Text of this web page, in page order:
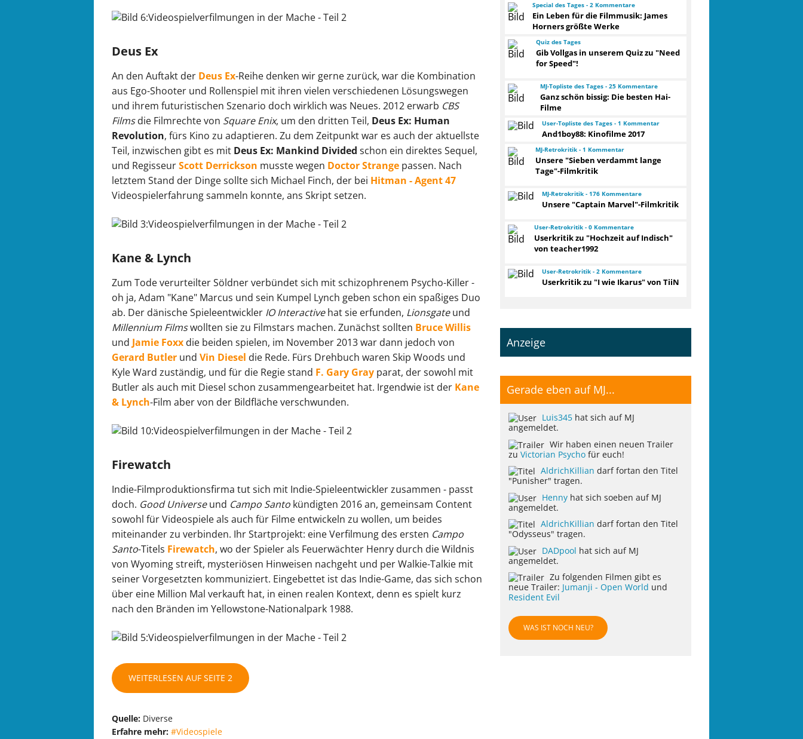
Deus Ex
An den Auftakt der Deus Ex-Reihe denken wir gerne zurück, war die Kombination
aus Ego-Shooter und Rollenspiel mit ihren vielen verschiedenen Lösungswegen
und ihrem futuristischen Szenario doch wirklich was Neues. 2012 erwarb CBS
Filmsdie Filmrechte von Square Enix, um den dritten Teil, Deus Ex: Human
Revolution, fürs Kino zu adaptieren. Zu dem Zeitpunkt war es auch der aktuellste
Teil, inzwischen gibt es mit Deus Ex: Mankind Divided schon ein direktes Sequel,
und RegisseurScott Derrickson musste wegen Doctor Strange passen. Nach
letztem Stand der Dinge sollte sich Michael Finch, der bei Hitman - Agent 47
Videospielerfahrung sammeln konnte, ans Skript setzen.
Kane & Lynch
Zum Tode verurteilter Söldner verbündet sich mit schizophrenem Psycho-Killer -
oh ja, Adam "Kane" Marcus und sein Kumpel Lynch geben schon ein spaßiges Duo
ab. Der dänische Spieleentwickler IO Interactivehat sie erfunden, Lionsgateund
Millennium Filmswollten sie zu Filmstars machen. Zunächst sollten Bruce Willis
und Jamie Foxx die beiden spielen, im November 2013 war dann jedoch von
Gerard Butler und Vin Diesel die Rede. Fürs Drehbuch waren Skip Woods und
Kyle Ward zuständig, und für die Regie stand F. Gary Gray parat, der sowohl mit
Butler als auch mit Diesel schon zusammengearbeitet hat. Irgendwie ist der Kane
& Lynch-Film aber von der Bildfläche verschwunden.
Firewatch
Indie-Filmproduktionsfirma tut sich mit Indie-Spieleentwickler zusammen - passt
doch. Good Universeund Campo Santo kündigten 2016 an, gemeinsam Content
sowohl für Videospiele als auch für Filme entwickeln zu wollen, um beides
miteinander zu verbinden. Ihr Startprojekt: eine Verfilmung des ersten Campo
Santo-Titels Firewatch, wo der Spieler als Feuerwächter Henry durch die Wildnis
von Wyoming streift, mysteriösen Hinweisen nachgeht und per Walkie-Talkie mit
seiner Vorgesetzten kommuniziert. Eingebettet ist das Indie-Game, das sich schon
über eine Million Mal verkauft hat, in einen realen Kontext, denn es spielt kurz
nach den Bränden im Yellowstone-Nationalpark 1988.
WEITERLESEN AUF SEITE 2
Quelle: Diverse
Erfahre mehr: #Videospiele
Special des Tages - 2 Kommentare
Ein Leben für die Filmmusik: James
Horners größte Werke
Quiz des Tages
Gib Vollgas in unserem Quiz zu "Need
for Speed"!
MJ-Topliste des Tages - 25 Kommentare
Ganz schön bissig: Die besten Hai-
Filme
User-Topliste des Tages - 1 Kommentar
And1boy88: Kinofilme 2017
MJ-Retrokritik - 1 Kommentar
Unsere "Sieben verdammt lange
Tage"-Filmkritik
MJ-Retrokritik - 176 Kommentare
Unsere "Captain Marvel"-Filmkritik
User-Retrokritik - 0 Kommentare
Userkritik zu "Hochzeit auf Indisch"
von teacher1992
User-Retrokritik - 2 Kommentare
Userkritik zu "I wie Ikarus" von TiiN
Anzeige
Gerade eben auf MJ...
Luis345 hat sich auf MJ
angemeldet.
Wir haben einen neuen Trailer
zu Victorian Psycho für euch!
AldrichKillian darf fortan den Titel
"Punisher" tragen.
Henny hat sich soeben auf MJ
angemeldet.
AldrichKillian darf fortan den Titel
"Odysseus" tragen.
DADpool hat sich auf MJ
angemeldet.
Zu folgenden Filmen gibt es
neue Trailer: Jumanji - Open World und
Resident Evil
WAS IST NOCH NEU?